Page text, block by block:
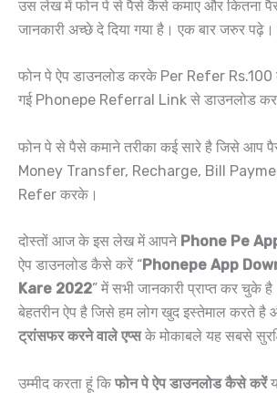
उस लेख में फोन पे से पैसे कैसे कमाए और कितना
जानकारी अच्छे दे दिया गया है। एक बार जरुर पढ़े।
फोन पे ऐप डाउनलोड करके Per Refer Rs.100
गई Phonepe Referral Link से डाउनलोड
फोन पे से पैसे कमाने तरीका कई सारे है जिसे आप
Money Transfer, Recharge, Bill
Refer करके।
दोस्तों आज के इस लेख में आपने Phone Pe
ऐप डाउनलोड कैसे करें “Phonepe App
Kare 2022” में सभी जानकारी प्राप्त कर चुके
बेहतरीन ऐप है जिसे हम लोग खुद इस्तेमाल करते है
ट्रांसफर करने वाले एप्सके मोकाबले यह सबसे
उम्मीद करता हूं कि फोन पे ऐप डाउनलोड कैसे करें